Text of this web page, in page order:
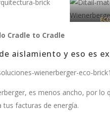
Cradle to Cradle
aislamiento y eso es
es menos ancho, por
tus facturas de energía.